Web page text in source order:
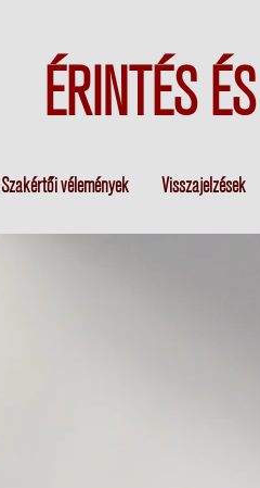
ÉRINTÉS
Szakértői vélemények Visszajelzések